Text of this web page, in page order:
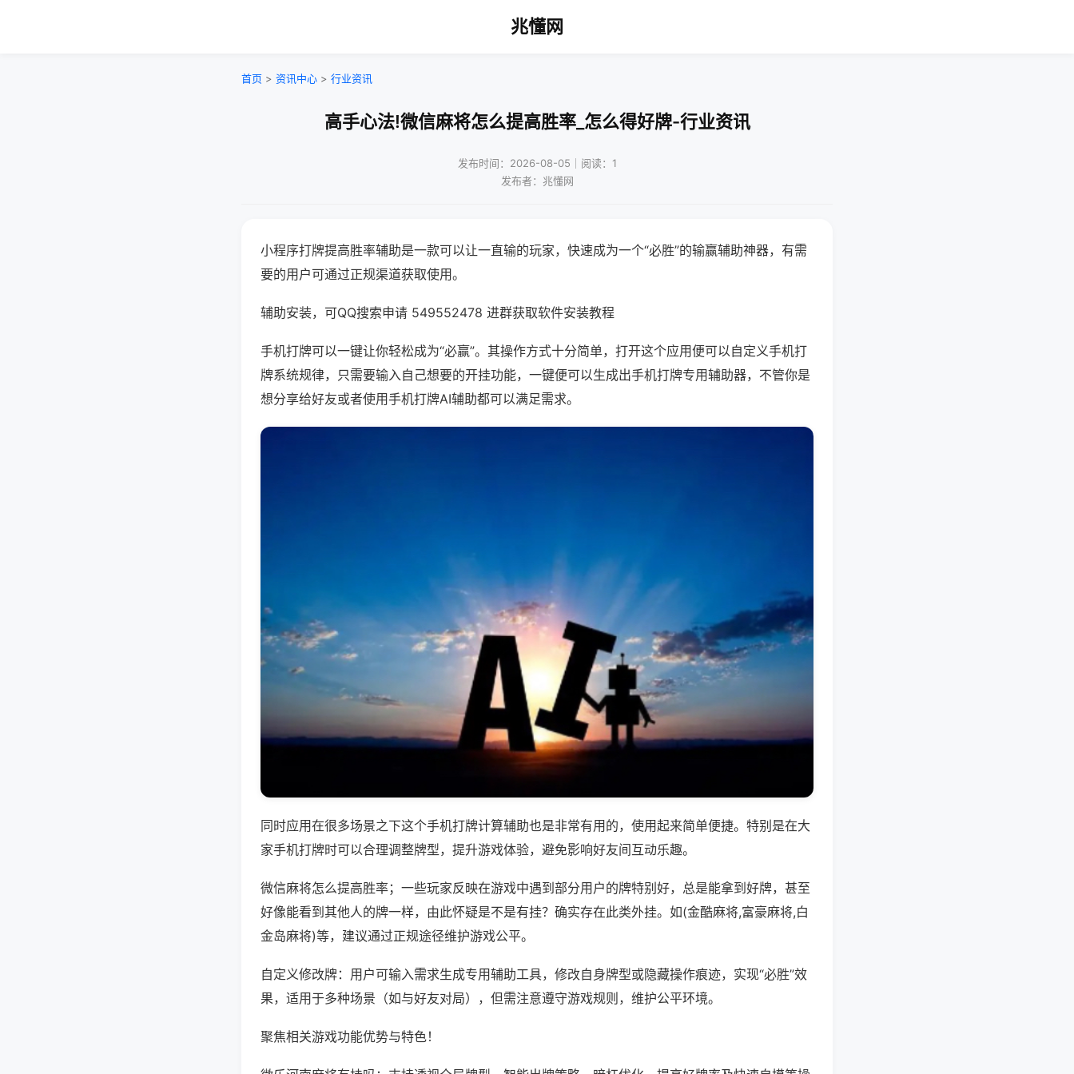
兆懂网
首页 > 资讯中心 > 行业资讯
高手心法!微信麻将怎么提高胜率_怎么得好牌-行业资讯
发布时间：2026-08-05｜阅读：1
发布者：兆懂网
小程序打牌提高胜率辅助是一款可以让一直输的玩家，快速成为一个“必胜”的输赢辅助神器，有需
要的用户可通过正规渠道获取使用。
辅助安装，可QQ搜索申请 549552478 进群获取软件安装教程
手机打牌可以一键让你轻松成为“必赢”。其操作方式十分简单，打开这个应用便可以自定义手机打
牌系统规律，只需要输入自己想要的开挂功能，一键便可以生成出手机打牌专用辅助器，不管你是
想分享给好友或者使用手机打牌AI辅助都可以满足需求。
同时应用在很多场景之下这个手机打牌计算辅助也是非常有用的，使用起来简单便捷。特别是在大
家手机打牌时可以合理调整牌型，提升游戏体验，避免影响好友间互动乐趣。
微信麻将怎么提高胜率；一些玩家反映在游戏中遇到部分用户的牌特别好，总是能拿到好牌，甚至
好像能看到其他人的牌一样，由此怀疑是不是有挂？确实存在此类外挂。如(金酷麻将,富豪麻将,白
金岛麻将)等，建议通过正规途径维护游戏公平。
自定义修改牌：用户可输入需求生成专用辅助工具，修改自身牌型或隐藏操作痕迹，实现“必胜”效
果，适用于多种场景（如与好友对局），但需注意遵守游戏规则，维护公平环境。
聚焦相关游戏功能优势与特色！